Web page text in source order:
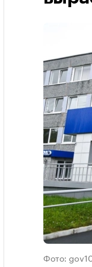
Фото: